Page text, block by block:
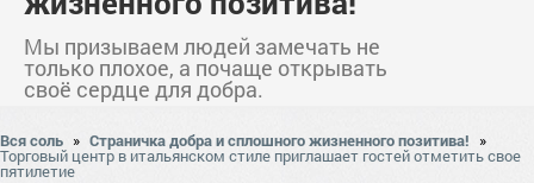
Мы призываем людей замечать не
только плохое, а почаще открывать
своё сердце для добра.
Вся соль » Страничка добра и сплошного жизненного позитива! »
Торговый центр в итальянском стиле приглашает гостей отметить свое
пятилетие